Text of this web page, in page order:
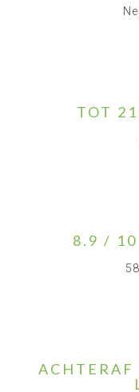
TOT
8.9 / 10
ACHTERAF